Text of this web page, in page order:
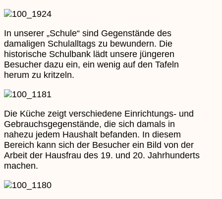
In unserer „Schule“ sind Gegenstände des
damaligen Schulalltags zu bewundern. Die
historische Schulbank lädt unsere jüngeren
Besucher dazu ein, ein wenig auf den Tafeln
herum zu kritzeln.
Die Küche zeigt verschiedene Einrichtungs- und
Gebrauchsgegenstände, die sich damals in
nahezu jedem Haushalt befanden. In diesem
Bereich kann sich der Besucher ein Bild von der
Arbeit der Hausfrau des 19. und 20. Jahrhunderts
machen.